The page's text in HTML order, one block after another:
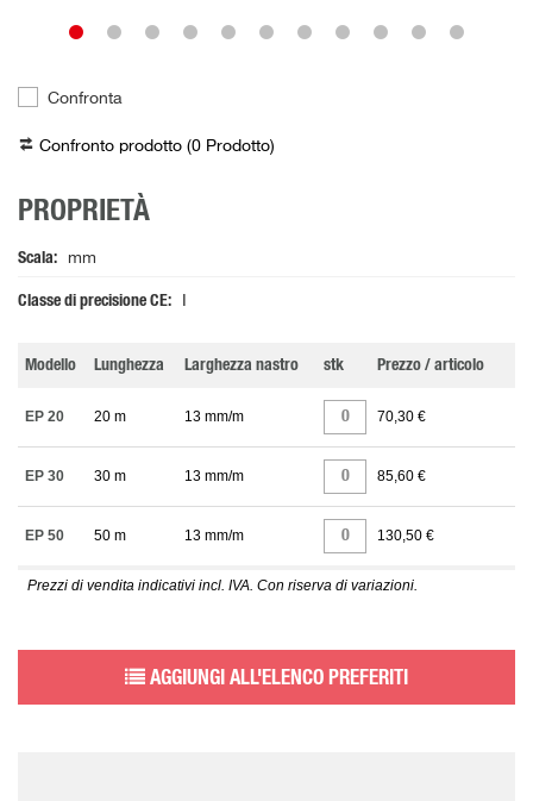
Confronta
Confronto prodotto (0 Prodotto)
PROPRIETÀ
Scala mm
Classe di precisione CE
Modello Lunghezza Larghezza nastro stk Prezzo / articolo
EP 20 20 m 13 mm/m 70,30 €
EP 30 30 m 13 mm/m 85,60 €
EP 50 50 m 13 mm/m 130,50 €
Prezzi di vendita indicativi incl. IVA. Con riserva di variazioni.
AGGIUNGI ALL'ELENCO PREFERITI